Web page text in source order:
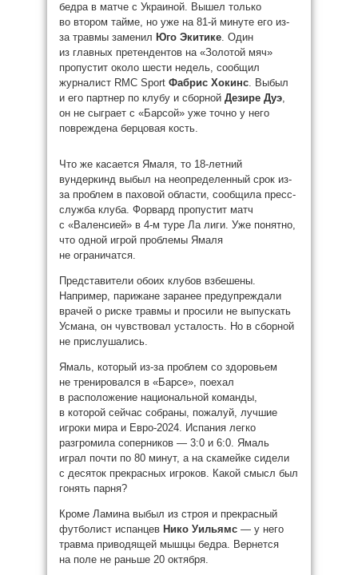
бедра в матче с Украиной. Вышел только
во втором тайме, но уже на 81-й минуте его из-
за травмы заменил Юго Экитике. Один
из главных претендентов на «Золотой мяч»
пропустит около шести недель, сообщил
журналист RMC Sport Фабрис Хокинс. Выбыл
и его партнер по клубу и сборной Дезире Дуэ,
он не сыграет с «Барсой» уже точно у него
повреждена берцовая кость.
Что же касается Ямаля, то 18-летний
вундеркинд выбыл на неопределенный срок из-
за проблем в паховой области, сообщила пресс-
служба клуба. Форвард пропустит матч
с «Валенсией» в 4-м туре Ла лиги. Уже понятно,
что одной игрой проблемы Ямаля
не ограничатся.
Представители обоих клубов взбешены.
Например, парижане заранее предупреждали
врачей о риске травмы и просили не выпускать
Усмана, он чувствовал усталость. Но в сборной
не прислушались.
Ямаль, который из-за проблем со здоровьем
не тренировался в «Барсе», поехал
в расположение национальной команды,
в которой сейчас собраны, пожалуй, лучшие
игроки мира и Евро-2024. Испания легко
разгромила соперников — 3:0 и 6:0. Ямаль
играл почти по 80 минут, а на скамейке сидели
с десяток прекрасных игроков. Какой смысл был
гонять парня?
Кроме Ламина выбыл из строя и прекрасный
футболист испанцев Нико Уильямс — у него
травма приводящей мышцы бедра. Вернется
на поле не раньше 20 октября.